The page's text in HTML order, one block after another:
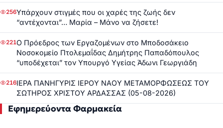
256Υπάρχουν στιγμές που οι χαρές της ζωής δεν
“αντέχονται”… Μαρία – Μάνο να ζήσετε!
221Ο Πρόεδρος των Εργαζομένων στο Μποδοσάκειο
Νοσοκομείο Πτολεμαΐδας Δημήτρης Παπαδόπουλος
“υποδέχεται” τον Υπουργό Υγείας Άδωνι Γεωργιάδη
216ΙΕΡΑ ΠΑΝΗΓΥΡΙΣ ΙΕΡΟΥ ΝΑΟΥ ΜΕΤΑΜΟΡΦΩΣΕΩΣ ΤΟΥ
ΣΩΤΗΡΟΣ ΧΡΙΣΤΟΥ ΑΡΔΑΣΣΑΣ (05-08-2026)
Εφημερεύοντα Φαρμακεία